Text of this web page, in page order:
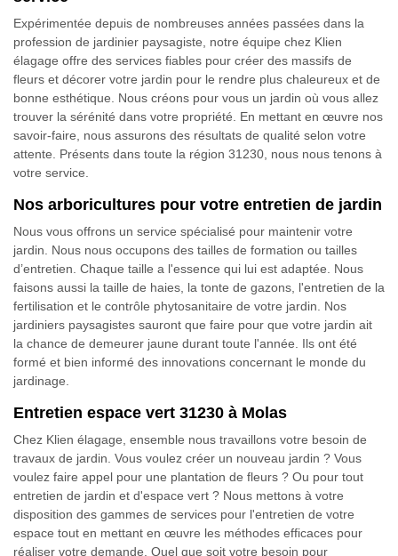
Expérimentée depuis de nombreuses années passées dans la
profession de jardinier paysagiste, notre équipe chez Klien
élagage offre des services fiables pour créer des massifs de
fleurs et décorer votre jardin pour le rendre plus chaleureux et de
bonne esthétique. Nous créons pour vous un jardin où vous allez
trouver la sérénité dans votre propriété. En mettant en œuvre nos
savoir-faire, nous assurons des résultats de qualité selon votre
attente. Présents dans toute la région 31230, nous nous tenons à
votre service.
Nos arboricultures pour votre entretien de jardin
Nous vous offrons un service spécialisé pour maintenir votre
jardin. Nous nous occupons des tailles de formation ou tailles
d’entretien. Chaque taille a l'essence qui lui est adaptée. Nous
faisons aussi la taille de haies, la tonte de gazons, l'entretien de la
fertilisation et le contrôle phytosanitaire de votre jardin. Nos
jardiniers paysagistes sauront que faire pour que votre jardin ait
la chance de demeurer jaune durant toute l'année. Ils ont été
formé et bien informé des innovations concernant le monde du
jardinage.
Entretien espace vert 31230 à Molas
Chez Klien élagage, ensemble nous travaillons votre besoin de
travaux de jardin. Vous voulez créer un nouveau jardin ? Vous
voulez faire appel pour une plantation de fleurs ? Ou pour tout
entretien de jardin et d'espace vert ? Nous mettons à votre
disposition des gammes de services pour l'entretien de votre
espace tout en mettant en œuvre les méthodes efficaces pour
réaliser votre demande. Quel que soit votre besoin pour